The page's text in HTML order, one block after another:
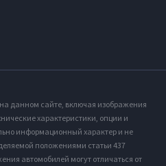
данном сайте, включая изображения
характеристики, опции и
информационный характер и не
положениями статьи 437
автомобилей могут отличаться от